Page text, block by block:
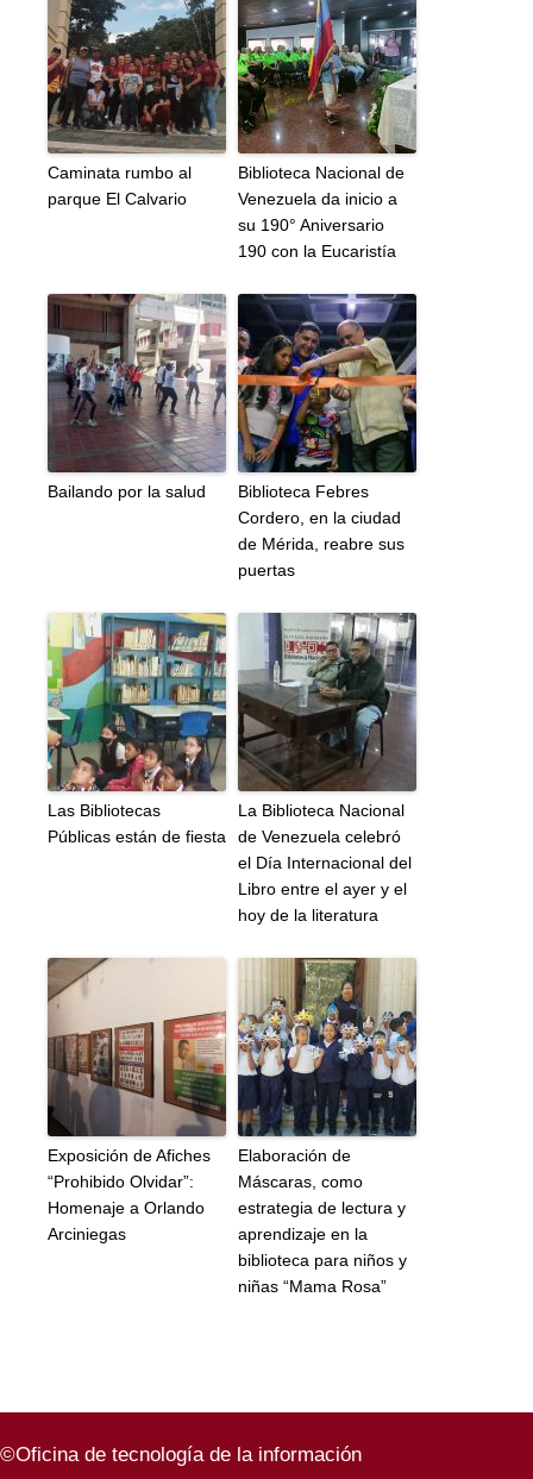
Caminata rumbo al
parque El Calvario
Biblioteca Nacional de
Venezuela da inicio a
su 190° Aniversario
190 con la Eucaristía
Bailando por la salud
Biblioteca Febres
Cordero, en la ciudad
de Mérida, reabre sus
puertas
Las Bibliotecas
Públicas están de fiesta
La Biblioteca Nacional
de Venezuela celebró
el Día Internacional del
Libro entre el ayer y el
hoy de la literatura
Exposición de Afiches
“Prohibido Olvidar”:
Homenaje a Orlando
Arciniegas
Elaboración de
Máscaras, como
estrategia de lectura y
aprendizaje en la
biblioteca para niños y
niñas “Mama Rosa”
©Oficina de tecnología de la información